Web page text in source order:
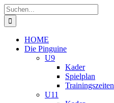
Zum
Inhalt
springen
Suche
nach:
HOME
Die Pinguine
U9
Kader
Spielplan
Trainingszeiten
U11